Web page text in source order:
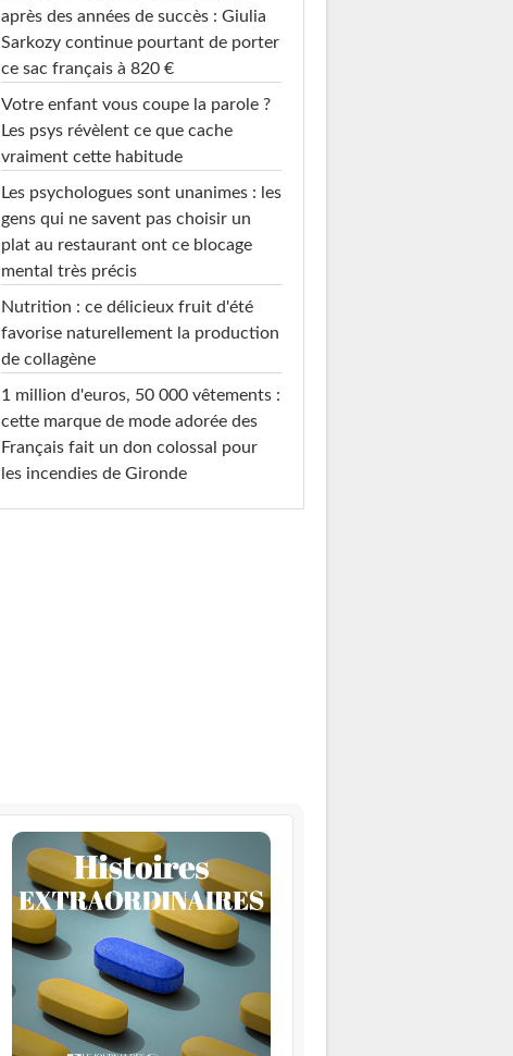
après des années de succès : Giulia
Sarkozy continue pourtant de porter
ce sac français à 820 €
Votre enfant vous coupe la parole ?
Les psys révèlent ce que cache
vraiment cette habitude
Les psychologues sont unanimes : les
gens qui ne savent pas choisir un
plat au restaurant ont ce blocage
mental très précis
Nutrition : ce délicieux fruit d'été
favorise naturellement la production
de collagène
1 million d'euros, 50 000 vêtements :
cette marque de mode adorée des
Français fait un don colossal pour
les incendies de Gironde